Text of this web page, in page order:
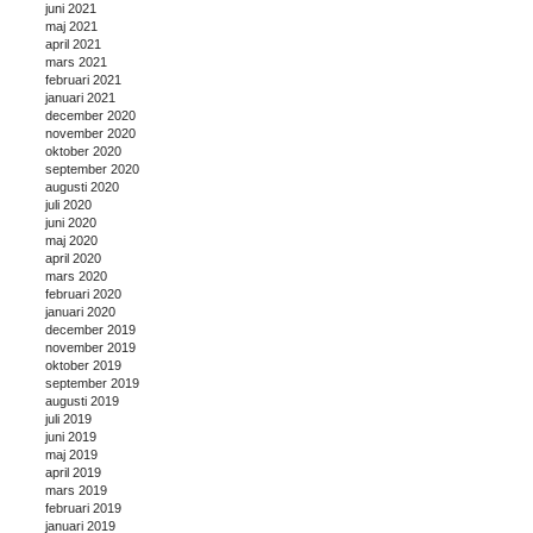
juni 2021
maj 2021
april 2021
mars 2021
februari 2021
januari 2021
december 2020
november 2020
oktober 2020
september 2020
augusti 2020
juli 2020
juni 2020
maj 2020
april 2020
mars 2020
februari 2020
januari 2020
december 2019
november 2019
oktober 2019
september 2019
augusti 2019
juli 2019
juni 2019
maj 2019
april 2019
mars 2019
februari 2019
januari 2019